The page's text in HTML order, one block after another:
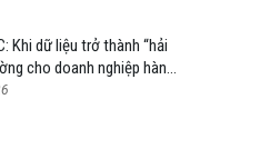
Khi dữ liệu trở thành “hải
cho doanh nghiệp hàng